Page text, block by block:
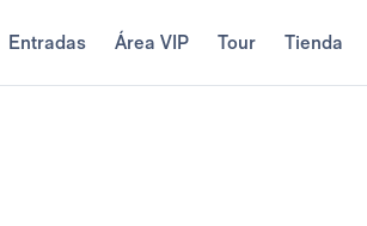
Entradas Área VIP Tour Tienda